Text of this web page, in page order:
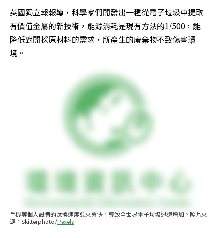
英國獨立報報導，科學家們開發出一種從電子垃圾中提取
有價值金屬的新技術，能源消耗是現有方法的1/500，能
降低對開採原材料的需求，所產生的廢棄物不致傷害環
境。
手機等個人設備的汰換速度愈來愈快，導致全世界電子垃圾迅速增加。照片來
源：Skitterphoto/Pexels